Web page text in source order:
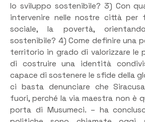
lo sviluppo sostenibile? 3) Con
intervenire nelle nostre città per
sociale, la povertà,
sostenibile? 4) Come definire una
territorio in grado di valorizzare le
di costruire una identità
capace di sostenere le sfide della
ci basta denunciare che
fuori, perché la via maestra non è
porta di Musumeci. – ha